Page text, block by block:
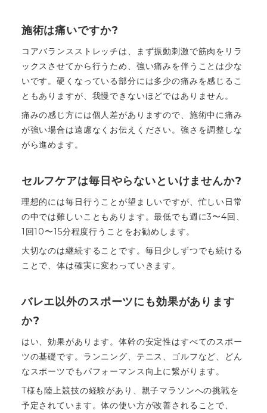
施術は痛いですか?
コアバランスストレッチは、まず振動刺激で筋肉をリラ
ックスさせてから行うため、強い痛みを伴うことは少な
いです。硬くなっている部分には多少の痛みを感じるこ
ともありますが、我慢できないほどではありません。
痛みの感じ方には個人差がありますので、施術中に痛み
が強い場合は遠慮なくお伝えください。強さを調整しな
がら進めます。
セルフケアは毎日やらないといけませんか?
理想的には毎日行うことが望ましいですが、忙しい日常
の中では難しいこともあります。最低でも週に3〜4回、
1回10〜15分程度行うことをお勧めします。
大切なのは継続することです。毎日少しずつでも続ける
ことで、体は確実に変わっていきます。
バレエ以外のスポーツにも効果があります
か?
はい、効果があります。体幹の安定性はすべてのスポー
ツの基礎です。ランニング、テニス、ゴルフなど、どん
なスポーツでもパフォーマンス向上に繋がります。
T様も陸上競技の経験があり、親子マラソンへの挑戦を
予定されています。体の使い方が改善されることで、